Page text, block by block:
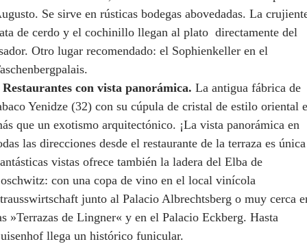
Se sirve en rústicas bodegas abovedadas. La
de cerdo y el cochinillo llegan al plato directamente del
Otro lugar recomendado: el Sophienkeller en el
Restaurantes con vista panorámica. La antigua fábrica de
Yenidze (32) con su cúpula de cristal de estilo oriental
que un exotismo arquitectónico. ¡La vista panorámica en
las direcciones desde el restaurante de la terraza es
vistas ofrece también la ladera del Elba de
con una copa de vino en el local vinícola
junto al Palacio Albrechtsberg o muy cerca
»Terrazas de Lingner« y en el Palacio Eckberg. Hasta
llega un histórico funicular.